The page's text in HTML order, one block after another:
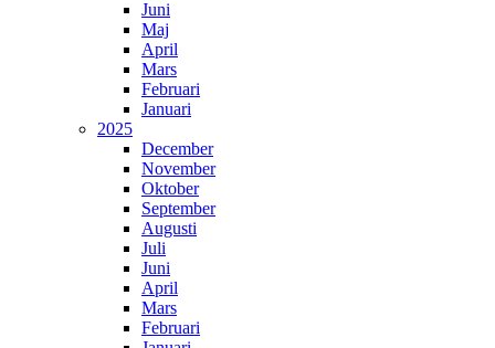
Juni
Maj
April
Mars
Februari
Januari
2025
December
November
Oktober
September
Augusti
Juli
Juni
April
Mars
Februari